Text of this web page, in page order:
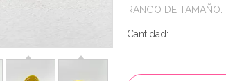
RANGO DE TAMAÑO:
Cantidad: